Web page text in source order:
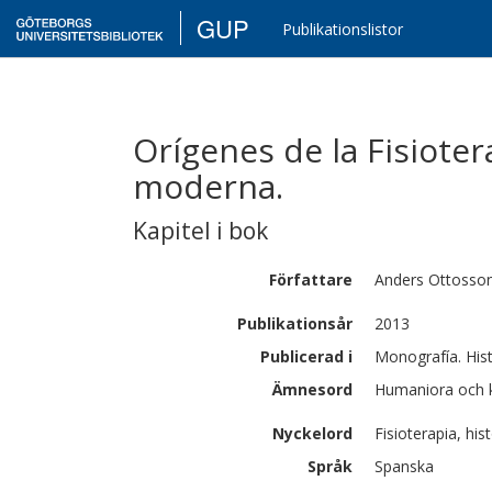
GUP Publikationslistor
Orígenes de la
moderna.
Kapitel i bok
Författare Anders
Publikationsår
2013
Publicerad i
Monografía.
Ämnesord
Humaniora
Nyckelord
Fisioterapia,
Språk
Spanska